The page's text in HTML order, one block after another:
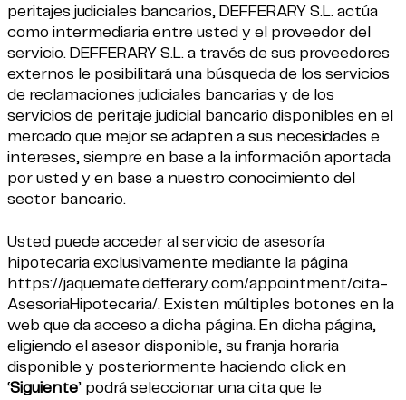
peritajes judiciales bancarios, DEFFERARY S.L. actúa
como intermediaria entre usted y el proveedor del
servicio. DEFFERARY S.L. a través de sus proveedores
externos le posibilitará una búsqueda de los servicios
de reclamaciones judiciales bancarias y de los
servicios de peritaje judicial bancario disponibles en el
mercado que mejor se adapten a sus necesidades e
intereses, siempre en base a la información aportada
por usted y en base a nuestro conocimiento del
sector bancario.
Usted puede acceder al servicio de asesoría
hipotecaria exclusivamente mediante la página
https://jaquemate.defferary.com/appointment/cita-
AsesoriaHipotecaria/. Existen múltiples botones en la
web que da acceso a dicha página. En dicha página,
eligiendo el asesor disponible, su franja horaria
disponible y posteriormente haciendo click en
‘Siguiente’ podrá seleccionar una cita que le